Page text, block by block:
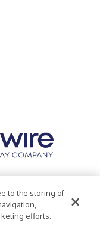
Statement
to the storing of
efforts.